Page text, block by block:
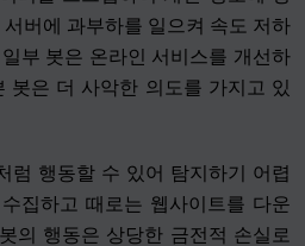
버에 과부하를 일으켜 속도 저하
부 봇은 온라인 서비스를 개선하
봇은 더 사악한 의도를 가지고 있
럼 행동할 수 있어 탐지하기 어렵
집하고 때로는 웹사이트를 다운
의 행동은 상당한 금전적 손실로